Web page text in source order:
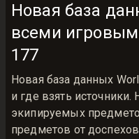
Новая база
всеми
177
Новая база данных
и где взять
экипируемых
предметов от